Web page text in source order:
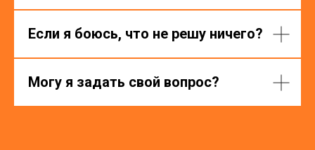
Если я боюсь, что не решу ничего?
Могу я задать свой вопрос?